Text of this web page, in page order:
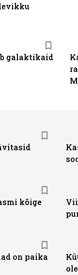
galaktikaid
kõige
on paika